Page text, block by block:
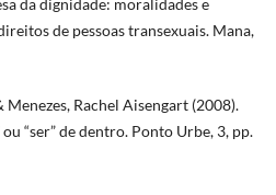
da dignidade: moralidades e
de pessoas transexuais. Mana,
Menezes, Rachel Aisengart (2008).
“ser” de dentro. Ponto Urbe, 3, pp.